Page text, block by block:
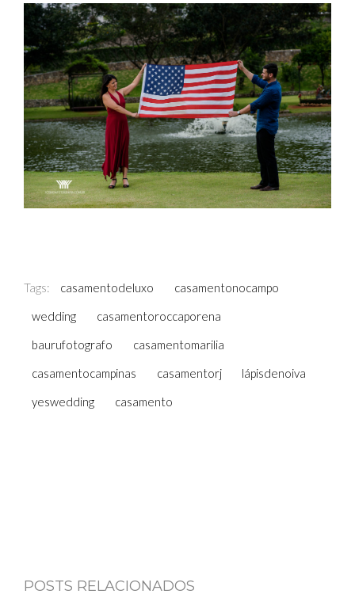
Tags: casamentodeluxo
casamentonocampo
wedding
casamentoroccaporena
baurufotografo
casamentomarilia
casamentocampinas
casamentorj
lápisdenoiva
yeswedding
casamento
POSTS RELACIONADOS